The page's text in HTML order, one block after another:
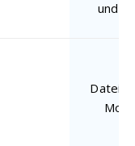
und